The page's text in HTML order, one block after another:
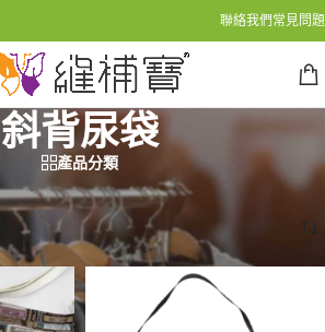
聯絡我們常見問題
斜背尿袋
產品分類
Showing all 5 results